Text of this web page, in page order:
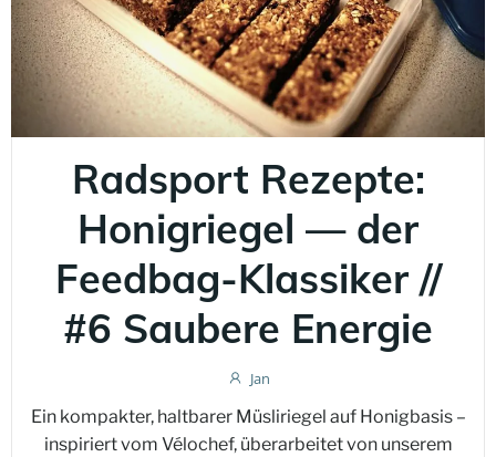
Radsport Rezepte:
Honigriegel — der
Feedbag-Klassiker //
#6 Saubere Energie
Jan
Ein kompakter, haltbarer Müsliriegel auf Honigbasis –
inspiriert vom Vélochef, überarbeitet von unserem